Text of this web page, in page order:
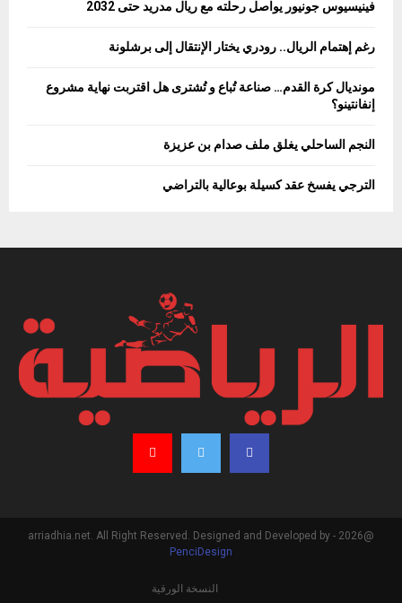
فينيسيوس جونيور يواصل رحلته مع ريال مدريد حتى 2032
رغم إهتمام الريال.. رودري يختار الإنتقال إلى برشلونة
مونديال كرة القدم… صناعة تُباع و تُشترى هل اقتربت نهاية مشروع
إنفانتينو؟
النجم الساحلي يغلق ملف صدام بن عزيزة
الترجي يفسخ عقد كسيلة بوعالية بالتراضي
@2026 - arriadhia.net. All Right Reserved. Designed and Developed by
PenciDesign
النسخة الورقية